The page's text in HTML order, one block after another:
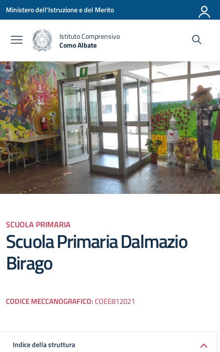
Vai ai contenuti
Vai al menu di navigazione
Vai al footer
Ministero dell'Istruzione e del Merito
Istituto Comprensivo
Como Albate
SCUOLA PRIMARIA
Scuola Primaria Dalmazio
Birago
CODICE MECCANOGRAFICO: COEE812021
Indice della struttura